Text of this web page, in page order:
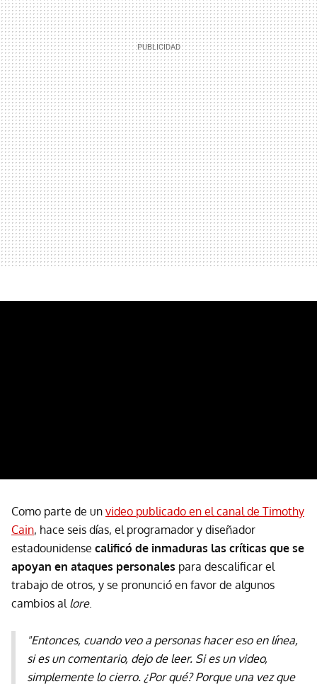
Como parte de un video publicado en el canal de Timothy
Cain, hace seis días, el programador y diseñador
estadounidense calificó de inmaduras las críticas que se
apoyan en ataques personales para descalificar el
trabajo de otros, y se pronunció en favor de algunos
cambios al lore.
"Entonces, cuando veo a personas hacer eso en línea,
si es un comentario, dejo de leer. Si es un video,
simplemente lo cierro. ¿Por qué? Porque una vez que